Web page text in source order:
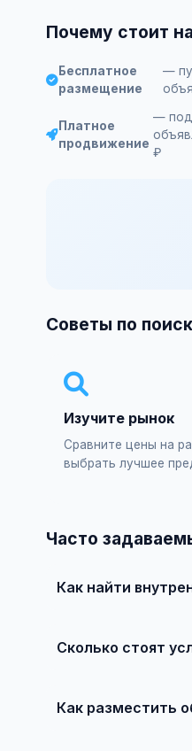
Почему стоит
Бесплатное
размещение
—
Платное
продвижение
—
₽
Советы по
Изучите рынок
Сравните цены на
выбрать лучшее
Часто
Как найти
Сколько стоят
Как разместить